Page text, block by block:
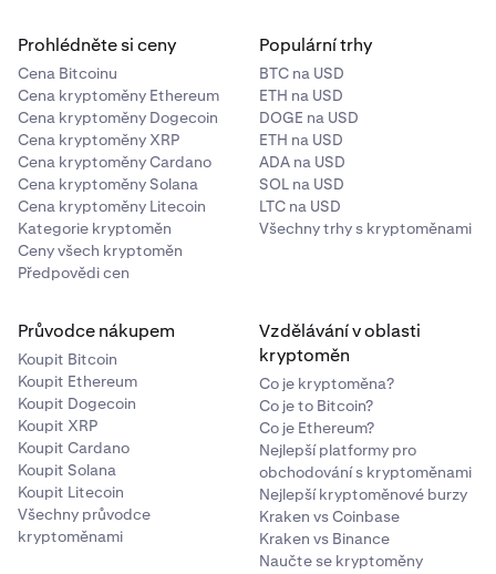
Prohlédněte si ceny
Cena Bitcoinu
Cena kryptoměny Ethereum
Cena kryptoměny Dogecoin
Cena kryptoměny XRP
Cena kryptoměny Cardano
Cena kryptoměny Solana
Cena kryptoměny Litecoin
Kategorie kryptoměn
Ceny všech kryptoměn
Předpovědi cen
Populární trhy
BTC na USD
ETH na USD
DOGE na USD
ETH na USD
ADA na USD
SOL na USD
LTC na USD
Všechny trhy s kryptoměnami
Průvodce nákupem
Koupit Bitcoin
Koupit Ethereum
Koupit Dogecoin
Koupit XRP
Koupit Cardano
Koupit Solana
Koupit Litecoin
Všechny průvodce
kryptoměnami
Vzdělávání v oblasti
kryptoměn
Co je kryptoměna?
Co je to Bitcoin?
Co je Ethereum?
Nejlepší platformy pro
obchodování s kryptoměnami
Nejlepší kryptoměnové burzy
Kraken vs Coinbase
Kraken vs Binance
Naučte se kryptoměny